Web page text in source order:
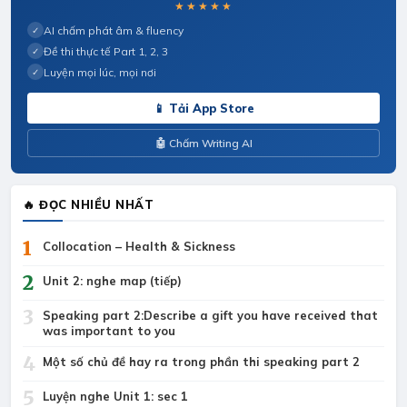
★★★★★
✓ AI chấm phát âm & fluency
✓ Đề thi thực tế Part 1, 2, 3
✓ Luyện mọi lúc, mọi nơi
📱 Tải App Store
🤖 Chấm Writing AI
🔥 ĐỌC NHIỀU NHẤT
1 Collocation – Health & Sickness
2 Unit 2: nghe map (tiếp)
3
Speaking part 2:Describe a gift you have received that
was important to you
4 Một số chủ đề hay ra trong phần thi speaking part 2
5 Luyện nghe Unit 1: sec 1